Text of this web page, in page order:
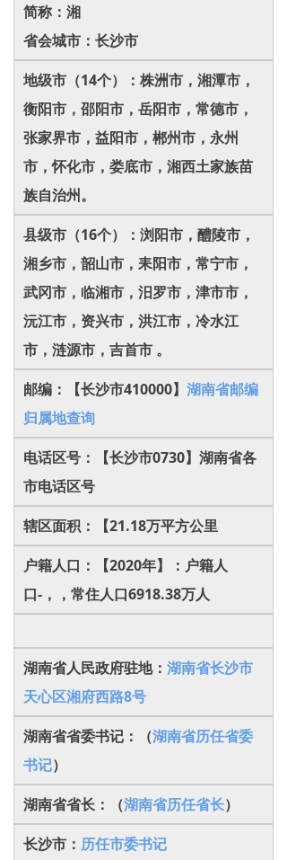
简称：湘
省会城市：长沙市
地级市（14个）：株洲市，湘潭市，
衡阳市，邵阳市，岳阳市，常德市，
张家界市，益阳市，郴州市，永州
市，怀化市，娄底市，湘西土家族苗
族自治州。
县级市（16个）：浏阳市，醴陵市，
湘乡市，韶山市，耒阳市，常宁市，
武冈市，临湘市，汨罗市，津市市，
沅江市，资兴市，洪江市，冷水江
市，涟源市，吉首市 。
邮编：【长沙市410000】 湖南省邮编
归属地查询
电话区号：【长沙市0730】湖南省各
市电话区号
辖区面积：【21.18万平方公里
户籍人口：【2020年】：户籍人
口-，，常住人口6918.38万人
湖南省人民政府驻地： 湖南省长沙市
天心区湘府西路8号
湖南省省委书记：
（湖南省历任省委
书记）
湖南省省长：（湖南省历任省长）
长沙市： 历任市委书记